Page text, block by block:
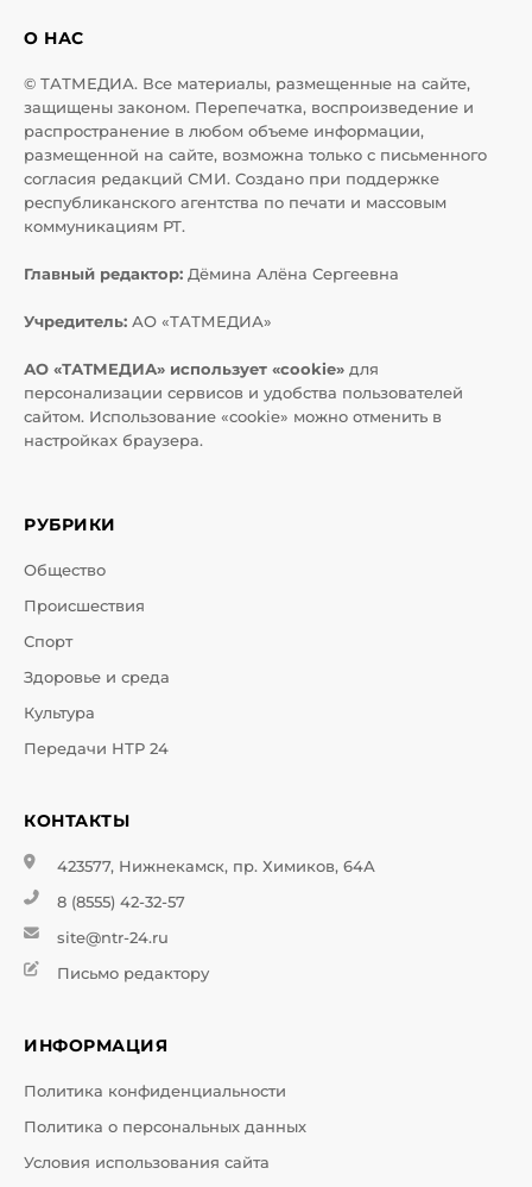
О НАС
© ТАТМЕДИА. Все материалы, размещенные на сайте,
защищены законом. Перепечатка, воспроизведение и
распространение в любом объеме информации,
размещенной на сайте, возможна только с письменного
согласия редакций СМИ. Создано при поддержке
республиканского агентства по печати и массовым
коммуникациям РТ.
Главный редактор: Дёмина Алёна Сергеевна
Учредитель: АО «ТАТМЕДИА»
АО «ТАТМЕДИА» использует «cookie» для
персонализации сервисов и удобства пользователей
сайтом. Использование «cookie» можно отменить в
настройках браузера.
РУБРИКИ
Общество
Происшествия
Спорт
Здоровье и среда
Культура
Передачи НТР 24
КОНТАКТЫ
423577, Нижнекамск, пр. Химиков, 64А
8 (8555) 42-32-57
site@ntr-24.ru
Письмо редактору
ИНФОРМАЦИЯ
Политика конфиденциальности
Политика о персональных данных
Условия использования сайта